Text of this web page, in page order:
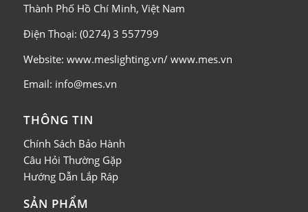
Thành Phố Hồ Chí Minh, Việt Nam
Điện Thoại: (0274) 3 557799
Website: www.meslighting.vn/ www.mes.vn
Email: info@mes.vn
THÔNG TIN
Chính Sách Bảo Hành
Câu Hỏi Thường Gặp
Hướng Dẫn Lắp Ráp
SẢN PHẨM